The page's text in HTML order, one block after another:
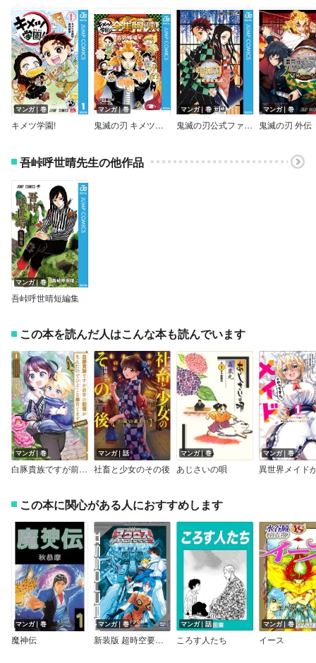
マンガ｜巻
キメツ学園!
マンガ｜巻
鬼滅の刃 キメツ学園!全集中ドリル
マンガ｜巻
鬼滅の刃公式ファンブック 鬼殺隊見聞録
マンガ｜巻
鬼滅の刃 外伝
吾峠呼世晴先生の他作品
マンガ｜巻
吾峠呼世晴短編集
この本を読んだ人はこんな本も読んでいます
マンガ｜巻
白豚貴族ですが前世の記憶が生えたのでひよこな弟育てます＠COMIC
マンガ｜話
社畜と少女のその後
マンガ｜巻
あじさいの唄
マンガ｜巻
この本に関心がある人におすすめします
マンガ｜巻
魔神伝
マンガ｜巻
新装版 超時空要塞マクロス2‐LOVERS AGAIN‐
マンガ｜話
ころす人たち
マンガ｜巻
イース